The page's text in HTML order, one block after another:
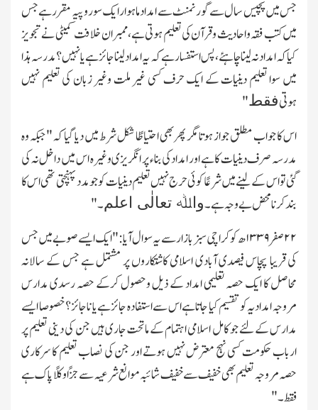
جس میں پچیس سال سے گورنمنٹ سے امداد ماہوار ایك سوروپیہ مقرر ہے جس
میں کتب فقہ واحادیث وقرآن کی تعلیم ہوتی ہے،ممبران خلافت کمیٹی نے تجویز
کیا کہ امداد نہ لینا چاہئے،پس استفسار ہے کہ یہ امداد لینا جائزہے یا نہیں؟ مدرسہ ہذا
میں سوا تعلیم دینیات کے ایك حرف کسی غیر ملت وغیر زبان کی تعلیم نہیں
ہوتیفقط"
اس کا جواب مطلق جواز ہوتا مگر پھر بھی احتیاطًا شکل شرط میں دیا گیا کہ"جبکہ وہ
مدرسہ صرف دینیات کاہے اور امداد کی بناء پر انگریزی وغیرہ اس میں داخل نہ کی
گئی تو اس کے لینے میں شرعًا کوئی حرج نہیں تعلیم دینیات کو جو مدد پہنچتی تھی اس کا
بند کرنامحض بے وجہ ہے۔واﷲ تعالٰی اعلم۔"
۲۲صفر۱۳۳۹ھ کو کراچی سبزبازار سے یہ سوال آیا:"ایك ایسے صوبے میں جس
کی قریبا پچاس فیصدی آبادی اسلامی کاشتکاروں پر مشتمل ہے جس کے سالانہ
محاصل کا ایك حصہ تعلیمی امداد کے ذیل وحصول کرکے حصہ رسدی مدارس
مروجہ امدادیہ کو تقسیم کیا جاتاہے اس سے استفادہ جائزہے یا ناجائز؟ خصوصا ایسے
مدارس کےلئے جو کامل اسلامی اہتمام کے ماتحت جاری ہیں جن کی دینی تعلیم پر
ارباب حکومت کسی نہج معترض نہیں ہوتے اور جن کی نصاب تعلیم کا سرکاری
حصہ مروجہ تعلیم بھی خفیف سے خفیف شائبہ موانع شرعیہ سے جزًاوکلًا پاك ہے
فقط۔"